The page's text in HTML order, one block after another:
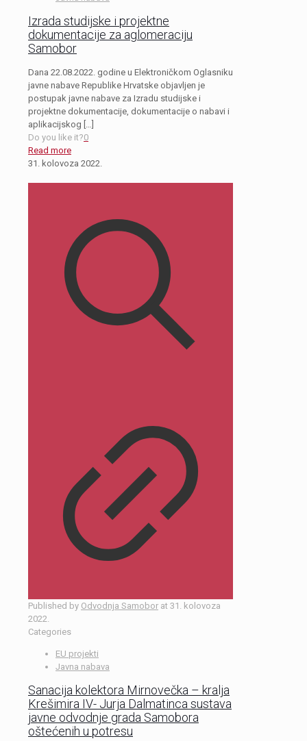
Izrada studijske i projektne
dokumentacije za aglomeraciju
Samobor
Dana 22.08.2022. godine u Elektroničkom Oglasniku
javne nabave Republike Hrvatske objavljen je
postupak javne nabave za Izradu studijske i
projektne dokumentacije, dokumentacije o nabavi i
aplikacijskog […]
Do you like it?0
Read more
31. kolovoza 2022.
Published by Odvodnja Samobor at 31. kolovoza
2022.
Categories
EU projekti
Javna nabava
Sanacija kolektora Mirnovečka – kralja
Krešimira IV- Jurja Dalmatinca sustava
javne odvodnje grada Samobora
oštećenih u potresu